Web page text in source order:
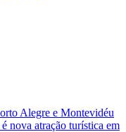
Alegre e Montevidéu
nova atração turística em